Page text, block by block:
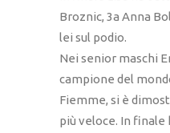
Broznic, 3a Anna
lei sul podio.
Nei senior maschi
campione del
Fiemme, si è
più veloce. In